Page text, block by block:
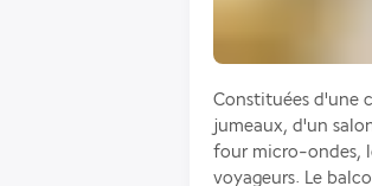
Constituées d'une
jumeaux, d'un
four micro-ondes,
voyageurs. Le